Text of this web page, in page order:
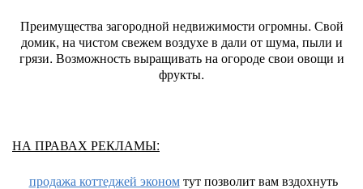
Преимущества загородной недвижимости огромны. Свой
домик, на чистом свежем воздухе в дали от шума, пыли и
грязи. Возможность выращивать на огороде свои овощи и
фрукты.
НА ПРАВАХ РЕКЛАМЫ:
продажа коттеджей экономтут позволит вам вздохнуть